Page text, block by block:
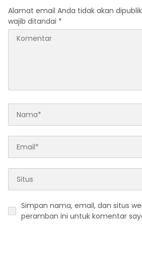
Alamat email Anda tidak akan
wajib ditandai *
Simpan nama, email, dan situs
peramban ini untuk komentar